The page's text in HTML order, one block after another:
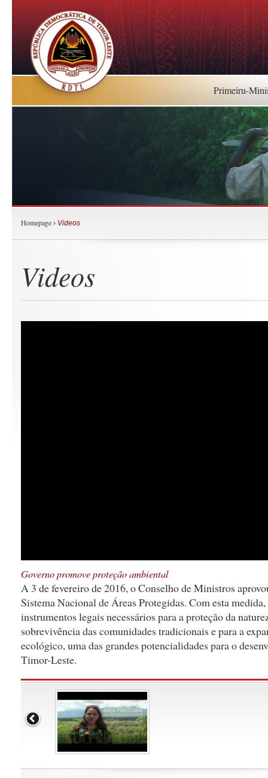
Primeiru-
Homepage › Videos
Videos
Governo promove proteção ambiental
A 3 de fevereiro de 2016, o Conselho de Ministros
Sistema Nacional de Áreas Protegidas. Com esta
instrumentos legais necessários para a proteção da
sobrevivência das comunidades tradicionais e para a
ecológico, uma das grandes potencialidades para o
Timor-Leste.